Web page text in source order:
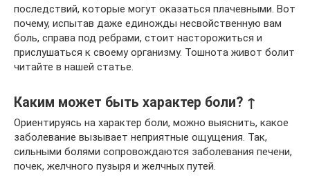
последствий, которые могут оказаться плачевными. Вот
почему, испытав даже единожды несвойственную вам
боль, справа под ребрами, стоит насторожиться и
прислушаться к своему организму. Тошнота живот болит
читайте в нашей статье.
Каким может быть характер боли? ↑
Ориентируясь на характер боли, можно выяснить, какое
заболевание вызывает неприятные ощущения. Так,
сильными болями сопровождаются заболевания печени,
почек, желчного пузыря и желчных путей.